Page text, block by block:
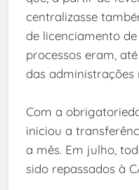
centralizasse
de licenciamento de
processos eram,
das administrações
Com a
iniciou a
a mês. Em julho,
sido repassados à